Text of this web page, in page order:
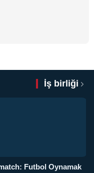
İş birliği
Futbol Oynamak